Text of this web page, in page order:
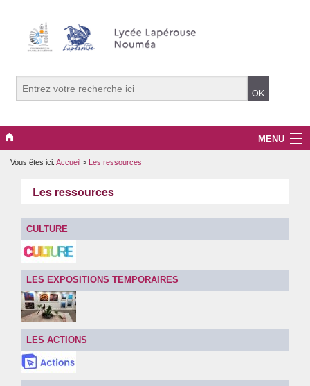
MENU
Le lycée
Les ressources
Enseignement secondaire
BTS
CPGE Lettres / SH
ERASMUS +
Vous êtes ici: Accueil > Les ressources
Les ressources
CULTURE
LES EXPOSITIONS TEMPORAIRES
LES ACTIONS